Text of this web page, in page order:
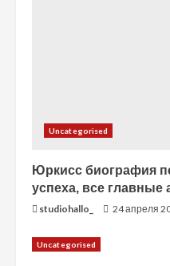
Uncategorised
Юркисс биография
успеха, все
studiohallo_ 24 апреля
Uncategorised